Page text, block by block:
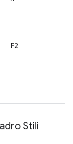
F2
Stili